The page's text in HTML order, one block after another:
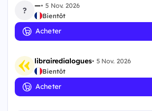
?
—• 5 Nov. 2026
Bientôt
Acheter
librairedialogues• 5 Nov. 2026
Bientôt
Acheter